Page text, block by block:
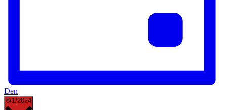
Den
8/1/2024